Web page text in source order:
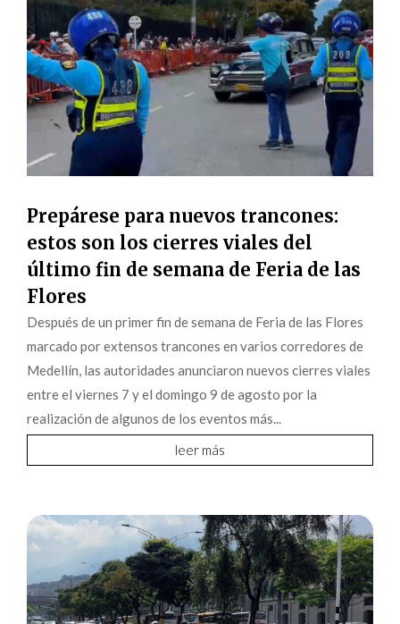
Prepárese para nuevos trancones:
estos son los cierres viales del
último fin de semana de Feria de las
Flores
Después de un primer fin de semana de Feria de las Flores
marcado por extensos trancones en varios corredores de
Medellín, las autoridades anunciaron nuevos cierres viales
entre el viernes 7 y el domingo 9 de agosto por la
realización de algunos de los eventos más...
leer más